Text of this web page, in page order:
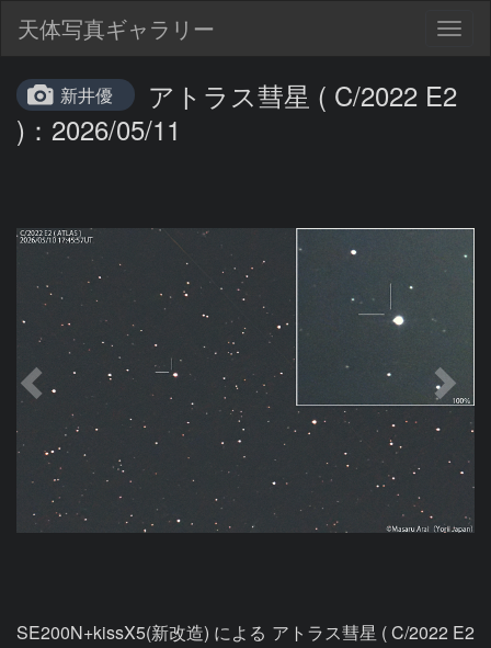
天体写真ギャラリー
新井優
アトラス彗星 ( C/2022 E2
)：2026/05/11
SE200N+kissX5(新改造) による アトラス彗星 ( C/2022 E2